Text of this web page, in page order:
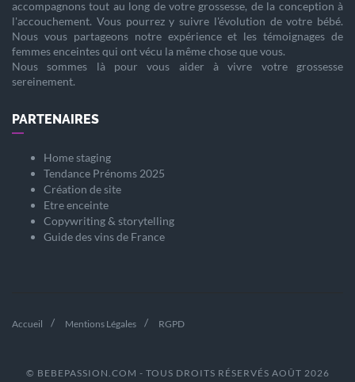
accompagnons tout au long de votre grossesse, de la conception à
l'accouchement. Vous pourrez y suivre l'évolution de votre bébé.
Nous vous partageons notre expérience et les témoignages de
femmes enceintes qui ont vécu la même chose que vous.
Nous sommes là pour vous aider à vivre votre grossesse
sereinement.
PARTENAIRES
Home staging
Tendance Prénoms 2025
Création de site
Etre enceinte
Copywriting & storytelling
Guide des vins de France
Accueil Mentions Légales RGPD
© BEBEPASSION.COM - TOUS DROITS RÉSERVÉS AOÛT 2026